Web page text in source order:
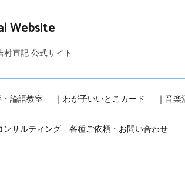
Website
村直記 公式サイト
・論語教室 ｜わが子いいとこカード ｜音楽
ンサルティング 各種ご依頼・お問い合わせ